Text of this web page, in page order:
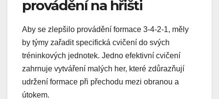
provádění na hřišti
Aby se zlepšilo provádění formace 3-4-2-1, měly
by týmy zařadit specifická cvičení do svých
tréninkových jednotek. Jedno efektivní cvičení
zahrnuje vytváření malých her, které zdůrazňují
udržení formace při přechodu mezi obranou a
útokem.